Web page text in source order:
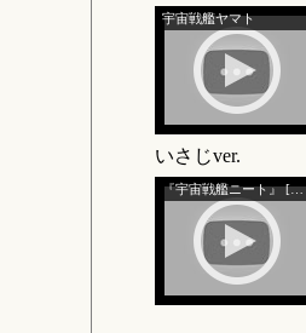
宇宙戦艦ヤマト
いさじver.
『宇宙戦艦ニート』 [いさじ].ニート＆ヒッキー